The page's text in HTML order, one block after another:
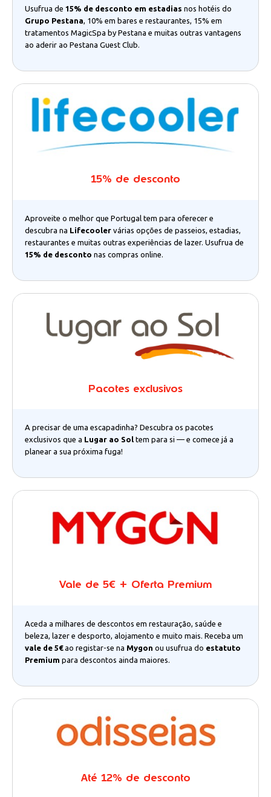
Usufrua de 15% de desconto em estadias nos hotéis do
Grupo Pestana , 10% em bares e restaurantes, 15% em
tratamentos MagicSpa by Pestana e muitas outras vantagens
ao aderir ao Pestana Guest Club.
15% de desconto
Aproveite o melhor que Portugal tem para oferecer e
descubra na Lifecooler várias opções de passeios, estadias,
restaurantes e muitas outras experiências de lazer. Usufrua de
15% de desconto nas compras online.
Pacotes exclusivos
A precisar de uma escapadinha? Descubra os pacotes
exclusivos que a Lugar ao Sol tem para si — e comece já a
planear a sua próxima fuga!
Vale de 5€ + Oferta Premium
Aceda a milhares de descontos em restauração, saúde e
beleza, lazer e desporto, alojamento e muito mais. Receba um
vale de 5€ao registar-se na Mygon ou usufrua do estatuto
Premium para descontos ainda maiores.
Até 12% de desconto